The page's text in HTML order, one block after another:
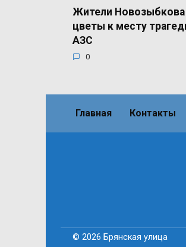
Жители Новозыбкова
цветы к месту
АЗС
0
Главная Контакты
© 2026 Брянская улица